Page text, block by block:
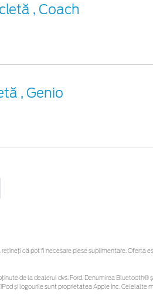
, Coach
, Genio
că pot fi necesare piese suplimentare. Oferta
de la dealerul dvs. Ford. Denumirea Bluetooth®
și logourile sunt proprietatea Apple Inc. Celelalte